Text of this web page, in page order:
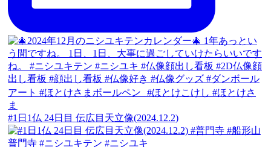
#1日1仏 24日目 伝広目天立像(2024.12.2)